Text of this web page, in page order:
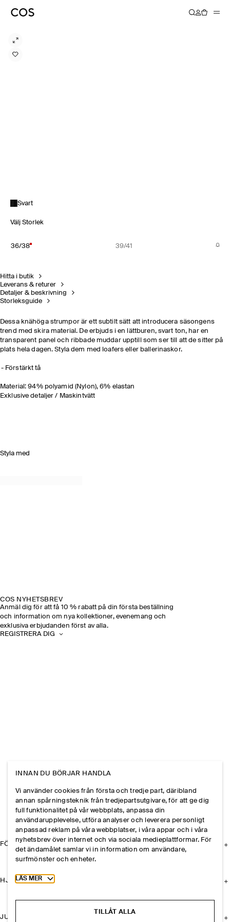
Svart
Välj Storlek
36/38 39/41
Hitta i butik
Leverans & returer
Detaljer & beskrivning
Storleksguide
Dessa knähöga strumpor är ett subtilt sätt att introducera säsongens
trend med skira material. De erbjuds i en lättburen, svart ton, har en
transparent panel och ribbade muddar upptill som ser till att de sitter på
plats hela dagen. Styla dem med loafers eller ballerinaskor.
Förstärkt tå
Material: 94% polyamid (Nylon), 6% elastan
Exklusive detaljer / Maskintvätt
Styla med
COS NYHETSBREV
Anmäl dig för att få 10 % rabatt på din första beställning
och information om nya kollektioner, evenemang och
exklusiva erbjudanden först av alla.
REGISTRERA DIG
FÖRETAGET
HJÄLP
JURIDISK INFORMATION
INNAN DU BÖRJAR HANDLA
Vi använder cookies från första och tredje part, däribland
annan spårningsteknik från tredjepartsutgivare, för att ge dig
full funktionalitet på vår webbplats, anpassa din
användarupplevelse, utföra analyser och leverera personligt
anpassad reklam på våra webbplatser, i våra appar och i våra
nyhetsbrev över internet och via sociala medieplattformar. För
det ändamålet samlar vi in information om användare,
surfmönster och enheter.
Toggle more cookie information
LÄS MER
TILLÅT ALLA